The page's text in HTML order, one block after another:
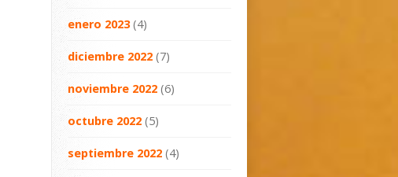
enero 2023(4)
diciembre 2022 (7)
noviembre 2022 (6)
octubre 2022 (5)
septiembre 2022 (4)